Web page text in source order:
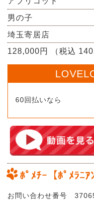
男の子
埼玉寄居店
128,000円 （税込
60回払いなら
ﾎﾟﾒﾁｰ【ﾎﾟﾒﾗﾆｱ
お問い合わせ番号